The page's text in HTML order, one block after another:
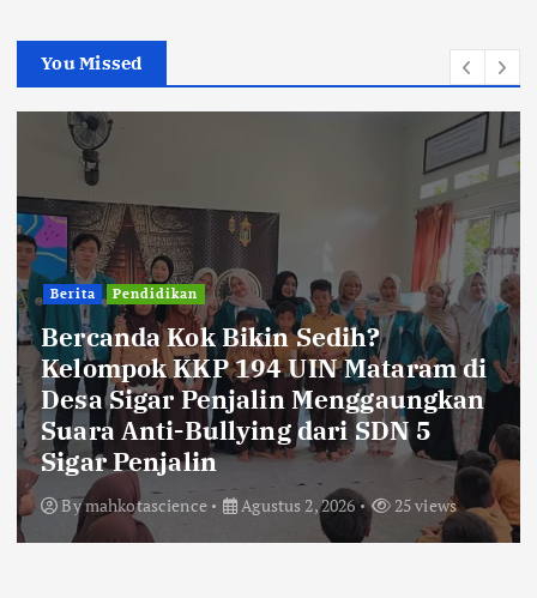
You Missed
Berita Pendidikan
Bercanda Kok Bikin Sedih?
Kelompok KKP 194 UIN Mataram di
Desa Sigar Penjalin Menggaungkan
Suara Anti-Bullying dari SDN 5
Sigar Penjalin
Bymahkotascience Agustus 2, 2026 25 views